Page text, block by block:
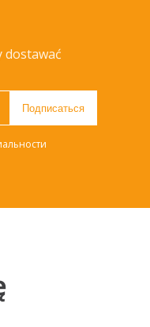
dostawać